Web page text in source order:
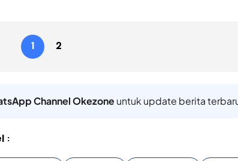
1 2
Channel Okezoneuntuk update berita
: